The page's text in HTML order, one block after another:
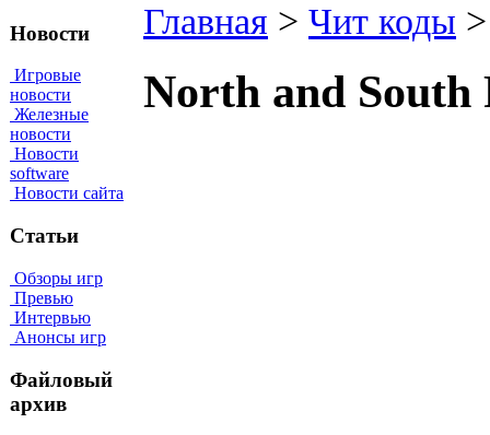
Новости
Игровые
новости
Железные
новости
Новости
software
Новости сайта
Статьи
Обзоры игр
Превью
Интервью
Анонсы игр
Файловый
архив
Главная > Чит коды >
North and